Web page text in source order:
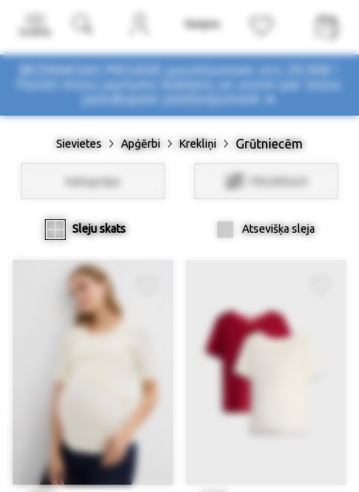
BEZMAKSAS PIEGĀDE pasūtījumiem virs 29,90€ !
Pasūti mūsu jaunumu biļetenu un uzzini par mūsu
Sievietes Apģērbi Krekliņi Grūtniecēm
Kategorijas Filtri/Atlasīt
Sleju skats Atsevišķa sleja